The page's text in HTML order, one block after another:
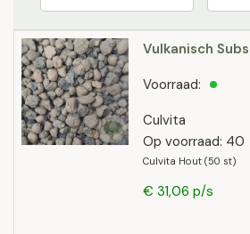
Vulkanisch
Culvita
Op voorraad: 40
Culvita Hout (50 st)
Voorraad:
€ 31,06 p/s